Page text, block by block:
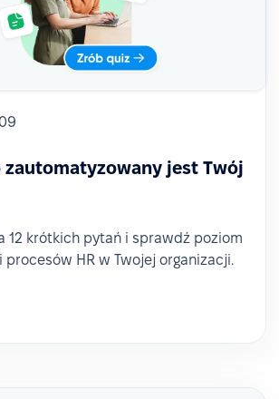
zautomatyzowany jest Twój
12 krótkich pytań i sprawdź poziom
HR w Twojej organizacji.